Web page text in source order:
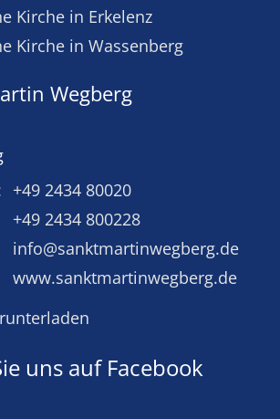
Kirche in Erkelenz
Kirche in Wassenberg
Wegberg
+49 2434 80020
+49 2434 800228
info@sanktmartinwegberg.de
www.sanktmartinwegberg.de
uns auf Facebook